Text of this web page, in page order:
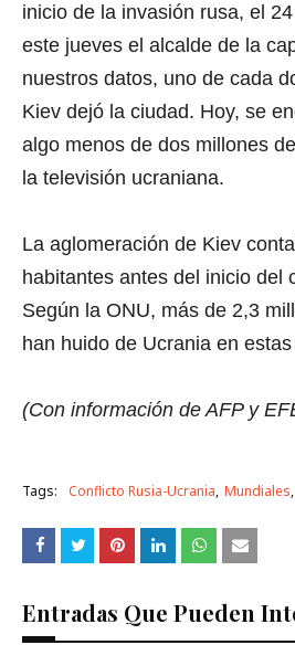
inicio de la invasión rusa, el
este jueves el alcalde de la
nuestros datos, uno de cada
Kiev dejó la ciudad. Hoy, se
algo menos de dos millones
la televisión ucraniana.
La aglomeración de Kiev
habitantes antes del inicio del
Según la ONU, más de 2,3
han huido de Ucrania en
(Con información de AFP y
Tags: Conflicto Rusia-Ucrania Mundiales
Entradas Que Pueden